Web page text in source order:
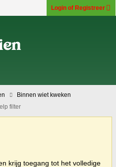
Login of Registreer
Binnen wiet kweken
filter
krijg toegang tot het volledige